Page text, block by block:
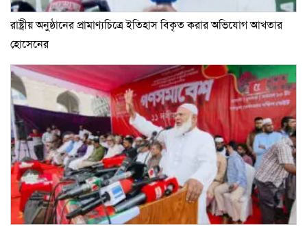
রাষ্ট্রীয় অনুষ্ঠানের প্রামাণ্যচিত্রে ইতিহাস বিকৃত করার অভিযোগ আখতার
হোসেনের